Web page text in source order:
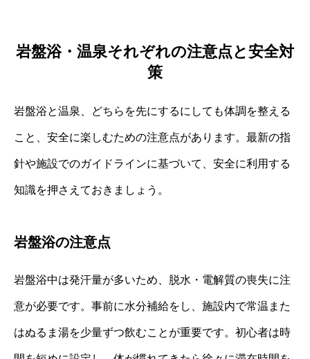
岩盤浴・温泉それぞれの注意点と安全対
策
岩盤浴と温泉、どちらを先にするにしても体調を整える
こと、安全に楽しむための注意点があります。最新の指
針や施設でのガイドラインに基づいて、安全に利用する
知識を押さえておきましょう。
岩盤浴の注意点
岩盤浴中は発汗量が多いため、脱水・電解質の喪失に注
意が必要です。事前に水分補給をし、施設内で常温また
はぬるま湯を少量ずつ飲むことが重要です。初心者は時